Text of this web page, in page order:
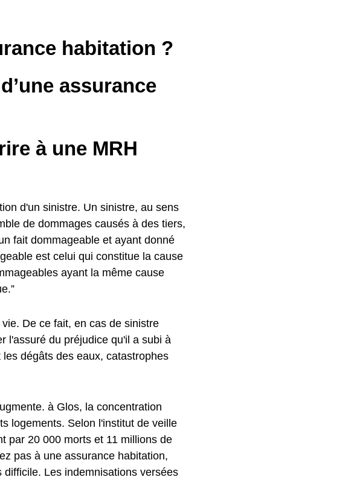
habitation ?
assurance
à une MRH
d'un sinistre. Un sinistre, au sens
de dommages causés à des tiers,
fait dommageable et ayant donné
est celui qui constitue la cause
ayant la même cause
De ce fait, en cas de sinistre
l'assuré du préjudice qu'il a subi à
dégâts des eaux, catastrophes
à Glos, la concentration
logements. Selon l'institut de veille
par 20 000 morts et 11 millions de
pas à une assurance habitation,
Les indemnisations versées